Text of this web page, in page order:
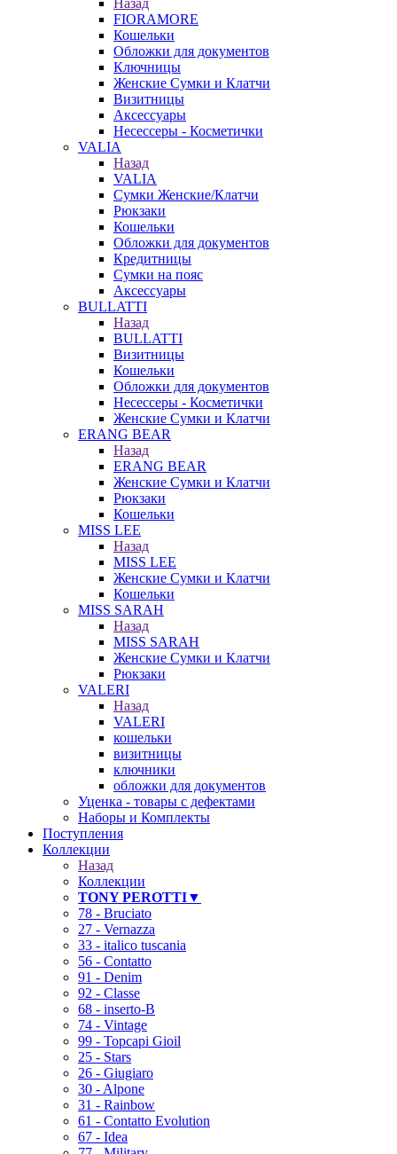
Назад
FIORAMORE
Кошельки
Обложки для документов
Ключницы
Женские Сумки и Клатчи
Визитницы
Аксессуары
Несессеры - Косметички
VALIA
Назад
VALIA
Сумки Женские/Клатчи
Рюкзаки
Кошельки
Обложки для документов
Кредитницы
Сумки на пояс
Аксессуары
BULLATTI
Назад
BULLATTI
Визитницы
Кошельки
Обложки для документов
Несессеры - Косметички
Женские Сумки и Клатчи
ERANG BEAR
Назад
ERANG BEAR
Женские Сумки и Клатчи
Рюкзаки
Кошельки
MISS LEE
Назад
MISS LEE
Женские Сумки и Клатчи
Кошельки
MISS SARAH
Назад
MISS SARAH
Женские Сумки и Клатчи
Рюкзаки
VALERI
Назад
VALERI
кошельки
визитницы
ключники
обложки для документов
Уценка - товары с дефектами
Наборы и Комплекты
Поступления
Коллекции
Назад
Коллекции
TONY PEROTTI▼
78 - Bruciato
27 - Vernazza
33 - italico tuscania
56 - Contatto
91 - Denim
92 - Classe
68 - inserto-B
74 - Vintage
99 - Topcapi Gioil
25 - Stars
26 - Giugiaro
30 - Alpone
31 - Rainbow
61 - Contatto Evolution
67 - Idea